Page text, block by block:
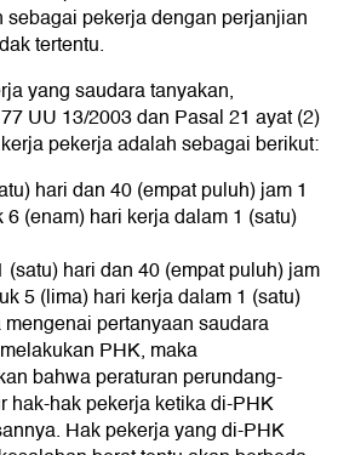
pekerja dengan perjanjian
tertentu.
yang saudara tanyakan,
UU 13/2003 dan Pasal 21 ayat (2)
pekerja adalah sebagai berikut:
hari dan 40 (empat puluh) jam 1
(enam) hari kerja dalam 1 (satu)
(satu) hari dan 40 (empat puluh) jam
5 (lima) hari kerja dalam 1 (satu)
pertanyaan saudara
PHK, maka
bahwa peraturan perundang-
hak-hak pekerja ketika di-PHK
Hak pekerja yang di-PHK